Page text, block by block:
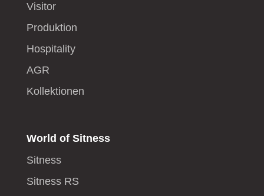
Visitor
Produktion
Hospitality
AGR
Kollektionen
World of Sitness
Sitness
Sitness RS